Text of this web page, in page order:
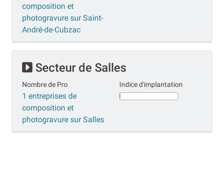
composition et
photogravure sur Saint-
André-de-Cubzac
Secteur de Salles
Nombre de Pro
1 entreprises de
composition et
photogravure sur Salles
Indice d'implantation